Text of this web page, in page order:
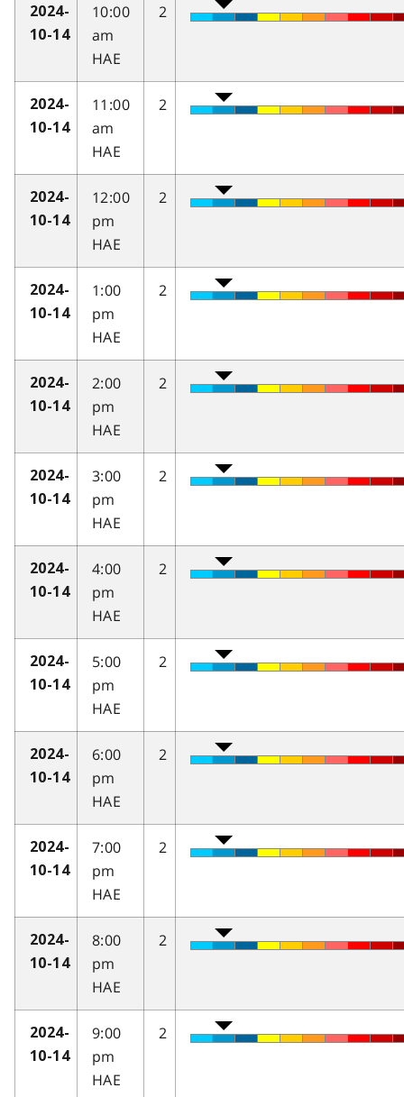
2024-
10-14
10:00
am
HAE
2
2024-
10-14
11:00
am
HAE
2
2024-
10-14
12:00
pm
HAE
2
2024-
10-14
1:00
pm
HAE
2
2024-
10-14
2:00
pm
HAE
2
2024-
10-14
3:00
pm
HAE
2
2024-
10-14
4:00
pm
HAE
2
2024-
10-14
5:00
pm
HAE
2
2024-
10-14
6:00
pm
HAE
2
2024-
10-14
7:00
pm
HAE
2
2024-
10-14
8:00
pm
HAE
2
2024-
10-14
9:00
pm
HAE
2